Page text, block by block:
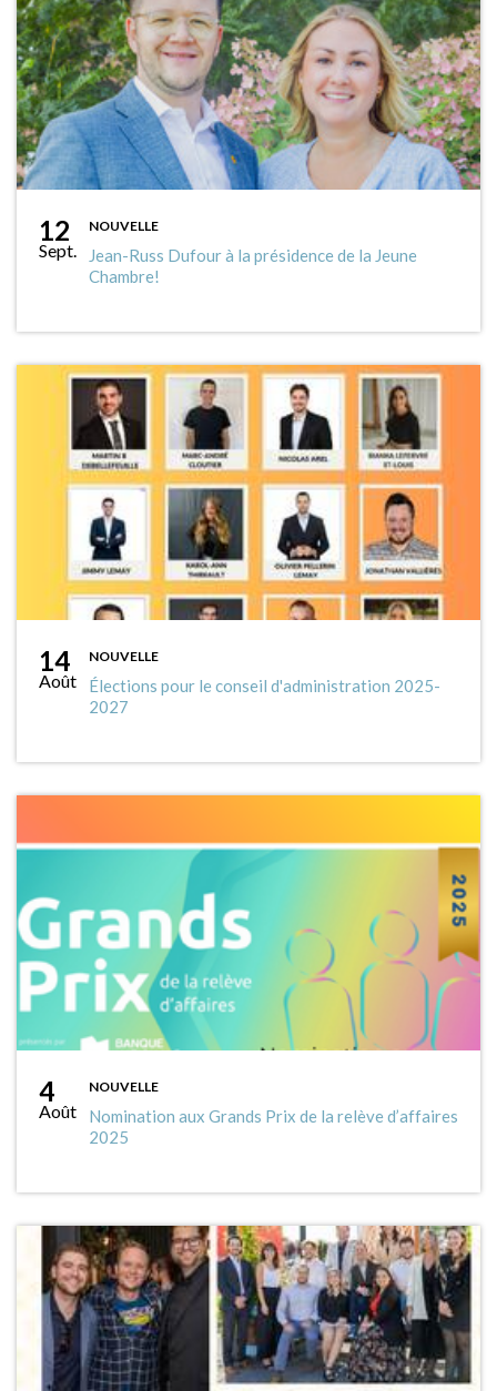
12
Sept.
NOUVELLE
Jean-Russ Dufour à la présidence de la Jeune
Chambre!
14
Août
NOUVELLE
Élections pour le conseil d'administration 2025-
2027
4
Août
NOUVELLE
Nomination aux Grands Prix de la relève d’affaires
2025